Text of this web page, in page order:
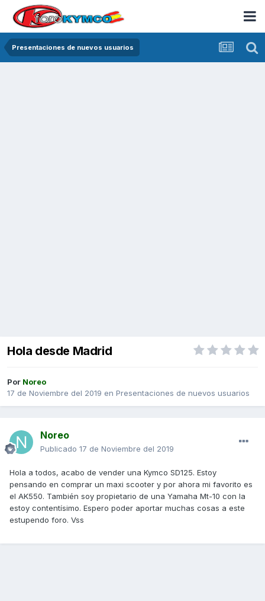
Presentaciones de nuevos usuarios
Hola desde Madrid
Por Noreo
17 de Noviembre del 2019 en Presentaciones de nuevos usuarios
Noreo
Publicado 17 de Noviembre del 2019
Hola a todos, acabo de vender una Kymco SD125. Estoy
pensando en comprar un maxi scooter y por ahora mi favorito es
el AK550. También soy propietario de una Yamaha Mt-10 con la
estoy contentísimo. Espero poder aportar muchas cosas a este
estupendo foro. Vss